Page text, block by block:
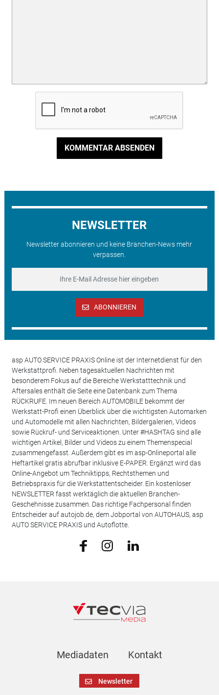
KOMMENTAR ABSENDEN
NEWSLETTER
Newsletter abonnieren und keine Branchen-News mehr
verpassen.
ABONNIEREN
asp AUTO SERVICE PRAXIS Online ist der Internetdienst für den
Werkstattprofi. Neben tagesaktuellen Nachrichten mit
besonderem Fokus auf die Bereiche Werkstatttechnik und
Aftersales enthält die Seite eine Datenbank zum Thema
RÜCKRUFE. Im neuen Bereich AUTOMOBILE bekommt der
Werkstatt-Profi einen Überblick über die wichtigsten Automarken
und Automodelle mit allen Nachrichten, Bildergalerien, Videos
sowie Rückruf- und Serviceaktionen. Unter #HASHTAG sind alle
wichtigen Artikel, Bilder und Videos zu einem Themenspecial
zusammengefasst. Außerdem gibt es im asp-Onlineportal alle
Heftartikel gratis abrufbar inklusive E-PAPER. Ergänzt wird das
Online-Angebot um Techniktipps, Rechtsthemen und
Betriebspraxis für die Werkstattentscheider. Ein kostenloser
NEWSLETTER fasst werktäglich die aktuellen Branchen-
Geschehnisse zusammen. Das richtige Fachpersonal finden
Entscheider auf autojob.de, dem Jobportal von AUTOHAUS, asp
AUTO SERVICE PRAXIS und Autoflotte.
Mediadaten Kontakt
Newsletter